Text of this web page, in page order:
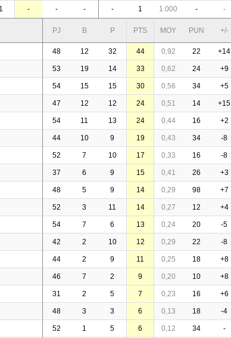
1 - - - - 1 1.000 - -
PJ B P PTS MOY PUN +/-
48 12 32 44 0,92 22 +14
53 19 14 33 0,62 24 +9
54 15 15 30 0,56 34 +5
47 12 12 24 0,51 14 +15
54 11 13 24 0,44 16 +2
44 10 9 19 0,43 34 -8
52 7 10 17 0,33 16 -8
37 6 9 15 0,41 26 +3
48 5 9 14 0,29 98 +7
52 3 11 14 0,27 12 +4
54 7 6 13 0,24 20 -5
42 2 10 12 0,29 22 -8
44 2 9 11 0,25 18 +8
46 7 2 9 0,20 10 +8
31 2 5 7 0,23 16 +6
48 3 3 6 0,13 18 -4
52 1 5 6 0,12 34 -